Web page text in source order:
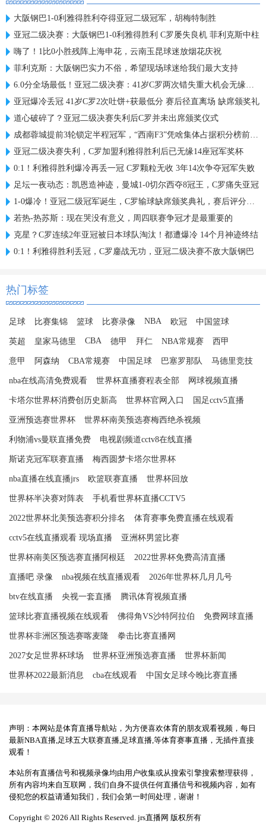
大阪钢巴1-0利雅得胜利夺得亚冠二级冠军，胡梅特制胜
亚冠二级决赛：大阪钢巴1-0利雅得胜利 C罗屡失良机 菲利克斯中柱
嗨了！1比0小胜残阵上海申花，云南玉昆球迷放烟花庆祝
菲利克斯：大阪钢巴实力不俗，希望现场球迷给我们最大支持
6.0分全场最低！亚冠二级决赛：41岁C罗两次错失重大机会无缘首冠
亚冠爆冷丢冠 41岁C罗2次吐饼+获最低分 赛后径直离场 缺席颁奖礼
道心破碎了？亚冠二级决赛失利后C罗并未出席颁奖仪式
成都蓉城提前3轮锁定半程冠军，“西南F3”凭啥集体占据积分榜前三？
亚冠二级决赛失利，C罗加盟利雅得胜利后已无缘14座冠军奖杯
0:1！利雅得胜利爆冷再丢一冠 C罗颗粒无收 3年14次争夺冠军失败
足坛一夜动态：凯恩造神迹，曼城1-0切尔西夺8冠王，C罗痛失亚冠
1-0爆冷！亚冠二级冠军诞生，C罗输球缺席颁奖典礼，赛后评分出炉
若热-热苏斯：现在哭没有意义，周四联赛争冠才是最重要的
克星？C罗连续2年亚冠被日本球队淘汰！都遭爆冷 14个月神迹终结
0:1！利雅得胜利丢冠，C罗鏖战无功，亚冠二级决赛不敌大阪钢巴
热门标签
足球 比赛集锦 篮球 比赛录像 NBA 欧冠 中国篮球
英超 皇家马德里 CBA 德甲 拜仁 NBA常规赛 西甲
意甲 阿森纳 CBA常规赛 中国足球 巴塞罗那队 马德里竞技
nba在线高清免费观看 世界杯直播赛程表全部 网球视频直播
卡塔尔世界杯消费创历史新高 世界杯官网入口 国足cctv5直播
亚洲预选赛世界杯 世界杯南美预选赛梅西绝杀视频
利物浦vs曼联直播免费 电视剧频道cctv8在线直播
斯诺克冠军联赛直播 梅西圆梦卡塔尔世界杯
nba直播在线直播jrs 欧篮联赛直播 世界杯回放
世界杯半决赛对阵表 手机看世界杯直播CCTV5
2022世界杯北美预选赛积分排名 体育赛事免费直播在线观看
cctv5在线直播观看 现场直播 亚洲杯男篮比赛
世界杯南美区预选赛直播阿根廷 2022世界杯免费高清直播
直播吧 录像 nba视频在线直播观看 2026年世界杯几月几号
btv在线直播 央视一套直播 腾讯体育视频直播
篮球比赛直播视频在线观看 佛得角VS沙特阿拉伯 免费网球直播
世界杯非洲区预选赛喀麦隆 拳击比赛直播网
2027女足世界杯球场 世界杯亚洲预选赛直播 世界杯新闻
世界杯2022最新消息 cba在线观看 中国女足球今晚比赛直播
声明：本网站是体育直播导航站，为方便喜欢体育的朋友观看视频，每日
最新NBA直播,足球五大联赛直播,足球直播,等体育赛事直播，无插件直接
观看！
本站所有直播信号和视频录像均由用户收集或从搜索引擎搜索整理获得，
所有内容均来自互联网，我们自身不提供任何直播信号和视频内容，如有
侵犯您的权益请通知我们，我们会第一时间处理，谢谢！
Copyright © 2026 All Rights Reserved. jrs直播网 版权所有